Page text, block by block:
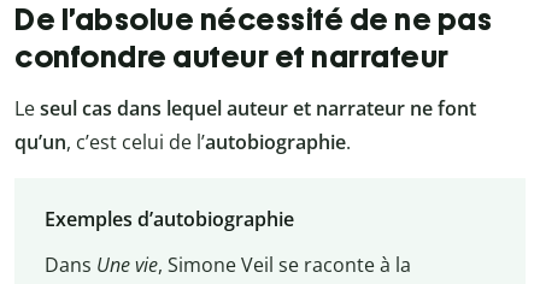
De l’absolue nécessité de ne pas
confondre auteur et narrateur
Leseul cas dans lequel auteur et narrateur ne font
qu’un, c’est celui de l’autobiographie.
Exemples d’autobiographie
Dans Une vie, Simone Veil se raconte à la